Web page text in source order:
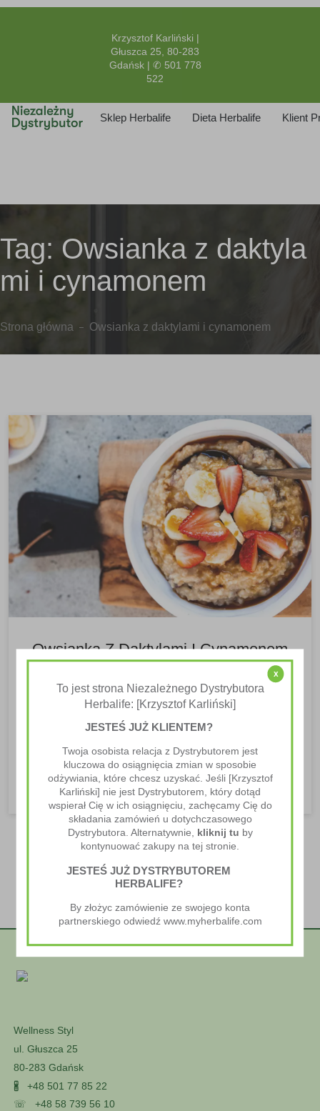
Krzysztof Karliński |
Głuszca 25, 80-283
Gdańsk | ✆ 501 778
522
Sklep Herbalife Dieta Herbalife Klient
Tag: Owsianka z daktyla
mi i cynamonem
Strona główna Owsianka z daktylami i cynamonem
Owsianka Z Daktylami I Cynamonem
Pyszne śniadanie z płatków owsianych, daktyli i
cynamonu. Ta pożywna owsianka została wzbogacona
Protein Drink Mix i Napojem błonnikowym,...
CZYTAJ WIĘCEJ
Wellness Styl
ul. Głuszca 25
80-283 Gdańsk
🖁 +48 501 77 85 22
☏ +48 58 739 56 10
x
To jest strona Niezależnego Dystrybutora
Herbalife: [Krzysztof Karliński]
JESTEŚ JUŻ KLIENTEM?
Twoja osobista relacja z Dystrybutorem jest
kluczowa do osiągnięcia zmian w sposobie
odżywiania, które chcesz uzyskać. Jeśli [Krzysztof
Karliński] nie jest Dystrybutorem, który dotąd
wspierał Cię w ich osiągnięciu, zachęcamy Cię do
składania zamówień u dotychczasowego
Dystrybutora. Alternatywnie, kliknij tu by
kontynuować zakupy na tej stronie.
JESTEŚ JUŻ DYSTRYBUTOREM
HERBALIFE?
By złożyc zamówienie ze swojego konta
partnerskiego odwiedź www.myherbalife.com